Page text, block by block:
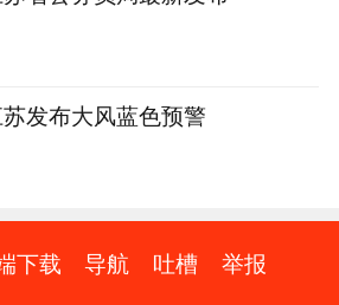
发布大风蓝色预警
下载 导航 吐槽 举报